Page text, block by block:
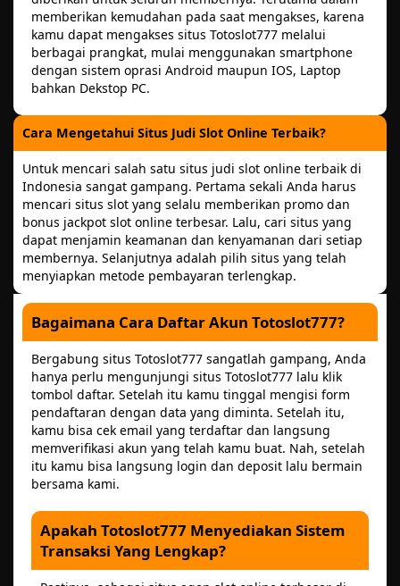
memberikan kemudahan pada saat mengakses, karena
kamu dapat mengakses situs Totoslot777 melalui
berbagai prangkat, mulai menggunakan smartphone
dengan sistem oprasi Android maupun IOS, Laptop
bahkan Dekstop PC.
Cara Mengetahui Situs Judi Slot Online Terbaik?
Untuk mencari salah satu situs judi slot online terbaik di
Indonesia sangat gampang. Pertama sekali Anda harus
mencari situs slot yang selalu memberikan promo dan
bonus jackpot slot online terbesar. Lalu, cari situs yang
dapat menjamin keamanan dan kenyamanan dari setiap
membernya. Selanjutnya adalah pilih situs yang telah
menyiapkan metode pembayaran terlengkap.
Bagaimana Cara Daftar Akun Totoslot777?
Bergabung situs Totoslot777 sangatlah gampang, Anda
hanya perlu mengunjungi situs Totoslot777 lalu klik
tombol daftar. Setelah itu kamu tinggal mengisi form
pendaftaran dengan data yang diminta. Setelah itu,
kamu bisa cek email yang terdaftar dan langsung
memverifikasi akun yang telah kamu buat. Nah, setelah
itu kamu bisa langsung login dan deposit lalu bermain
bersama kami.
Apakah Totoslot777 Menyediakan Sistem
Transaksi Yang Lengkap?